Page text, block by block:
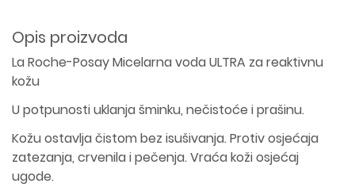
Opis proizvoda
La Roche-Posay Micelarna voda ULTRA za reaktivnu
kožu
U potpunosti uklanja šminku, nečistoće i prašinu.
Kožu ostavlja čistom bez isušivanja. Protiv osjećaja
zatezanja, crvenila i pečenja. Vraća koži osjećaj
ugode.